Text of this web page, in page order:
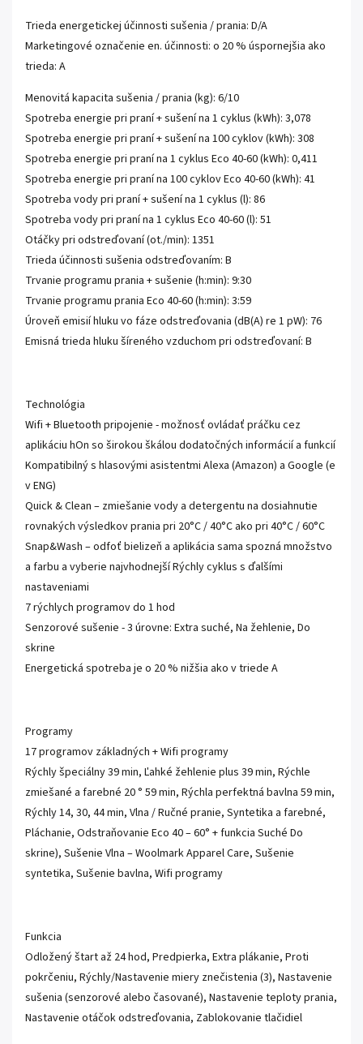
Trieda energetickej účinnosti sušenia / prania: D/A
Marketingové označenie en. účinnosti: o 20 % úspornejšia ako
trieda: A
Menovitá kapacita sušenia / prania (kg): 6/10
Spotreba energie pri praní + sušení na 1 cyklus (kWh): 3,078
Spotreba energie pri praní + sušení na 100 cyklov (kWh): 308
Spotreba energie pri praní na 1 cyklus Eco 40-60 (kWh): 0,411
Spotreba energie pri praní na 100 cyklov Eco 40-60 (kWh): 41
Spotreba vody pri praní + sušení na 1 cyklus (l): 86
Spotreba vody pri praní na 1 cyklus Eco 40-60 (l): 51
Otáčky pri odstreďovaní (ot./min): 1351
Trieda účinnosti sušenia odstreďovaním: B
Trvanie programu prania + sušenie (h:min): 9:30
Trvanie programu prania Eco 40-60 (h:min): 3:59
Úroveň emisií hluku vo fáze odstreďovania (dB(A) re 1 pW): 76
Emisná trieda hluku šíreného vzduchom pri odstreďovaní: B
Technológia
Wifi + Bluetooth pripojenie - možnosť ovládať práčku cez
aplikáciu hOn so širokou škálou dodatočných informácií a funkcií
Kompatibilný s hlasovými asistentmi Alexa (Amazon) a Google (e
v ENG)
Quick & Clean – zmiešanie vody a detergentu na dosiahnutie
rovnakých výsledkov prania pri 20°C / 40°C ako pri 40°C / 60°C
Snap&Wash – odfoť bielizeň a aplikácia sama spozná množstvo
a farbu a vyberie najvhodnejší Rýchly cyklus s ďalšími
nastaveniami
7 rýchlych programov do 1 hod
Senzorové sušenie - 3 úrovne: Extra suché, Na žehlenie, Do
skrine
Energetická spotreba je o 20 % nižšia ako v triede A
Programy
17 programov základných + Wifi programy
Rýchly špeciálny 39 min, Ľahké žehlenie plus 39 min, Rýchle
zmiešané a farebné 20 ° 59 min, Rýchla perfektná bavlna 59 min,
Rýchly 14, 30, 44 min, Vlna / Ručné pranie, Syntetika a farebné,
Pláchanie, Odstraňovanie Eco 40 – 60° + funkcia Suché Do
skrine), Sušenie Vlna – Woolmark Apparel Care, Sušenie
syntetika, Sušenie bavlna, Wifi programy
Funkcia
Odložený štart až 24 hod, Predpierka, Extra plákanie, Proti
pokrčeniu, Rýchly/Nastavenie miery znečistenia (3), Nastavenie
sušenia (senzorové alebo časované), Nastavenie teploty prania,
Nastavenie otáčok odstreďovania, Zablokovanie tlačidiel